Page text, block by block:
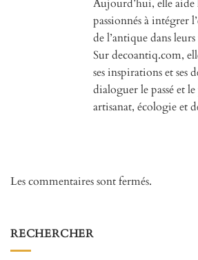
Aujourd’hui, elle aide
passionnés à intégrer
de l’antique dans
Sur decoantiq.com,
ses inspirations et ses
dialoguer le passé et
artisanat, écologie et
Les commentaires sont fermés.
RECHERCHER